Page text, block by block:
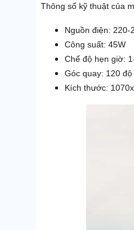
Thông số kỹ thuật của
Nguồn điện: 220-
Công suất: 45W
Chế độ hẹn giờ:
Góc quay: 120 độ
Kích thước: